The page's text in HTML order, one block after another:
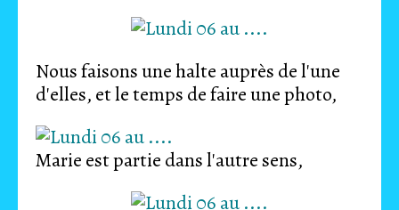
Nous faisons une halte auprès de l'une
d'elles, et le temps de faire une photo,
Marie est partie dans l'autre sens,